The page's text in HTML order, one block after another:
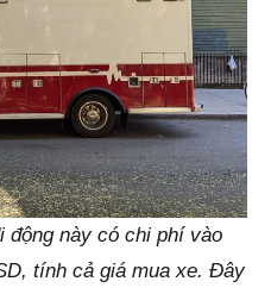
động này có chi phí vào
tính cả giá mua xe. Đây